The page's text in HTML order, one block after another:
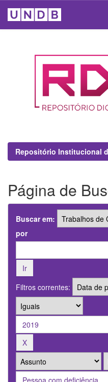
Repositório Institucional
Página de
Buscar em:
por
Filtros correntes: